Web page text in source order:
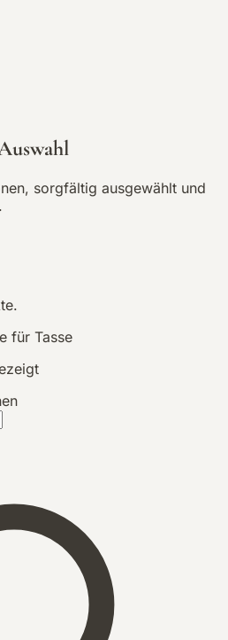
sorgfältig ausgewählt und
für Tasse